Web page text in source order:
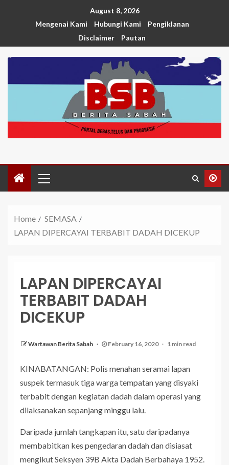
August 8, 2026
Mengenai Kami
Hubungi Kami
Pengiklanan
Disclaimer
Pautan
Home
SEMASA
LAPAN DIPERCAYAI TERBABIT DADAH DICEKUP
LAPAN DIPERCAYAI
TERBABIT DADAH
DICEKUP
Wartawan Berita Sabah February 16, 2020 1 min read
KINABATANGAN: Polis menahan seramai lapan
suspek termasuk tiga warga tempatan yang disyaki
terbabit dengan kegiatan dadah dalam operasi yang
dilaksanakan sepanjang minggu lalu.
Daripada jumlah tangkapan itu, satu daripadanya
membabitkan kes pengedaran dadah dan disiasat
mengikut Seksyen 39B Akta Dadah Berbahaya 1952.